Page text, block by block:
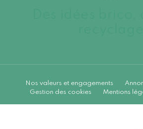
Nos valeurs et engagements
Gestion des cookies
Mentions